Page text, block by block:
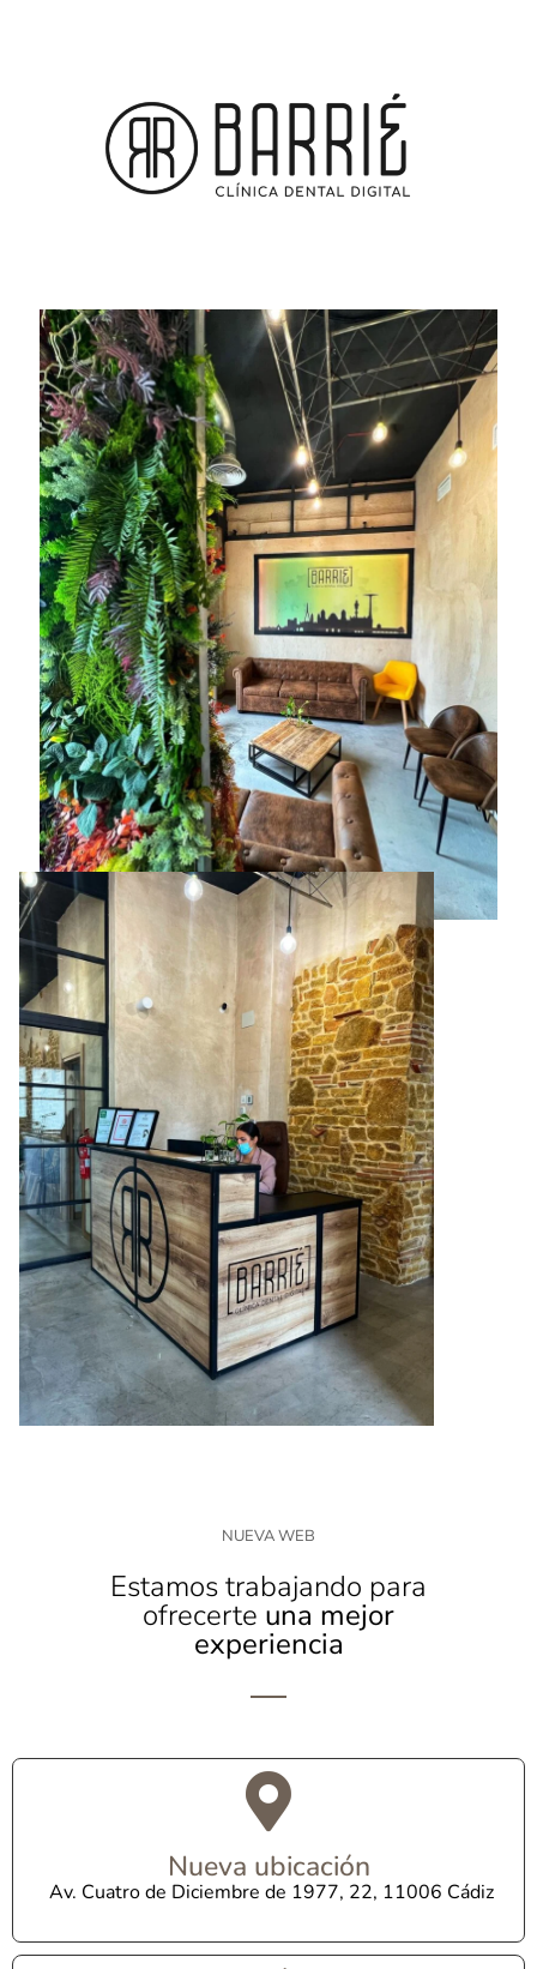
NUEVA WEB
Estamos trabajando para
ofrecerte una mejor
experiencia
Nueva ubicación
Av. Cuatro de Diciembre de 1977, 22, 11006 Cádiz